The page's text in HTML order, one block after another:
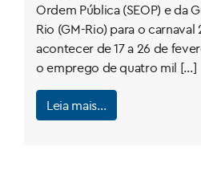
Ordem Pública (SEOP) e da
Rio (GM-Rio) para o carnaval
acontecer de 17 a 26 de
o emprego de quatro mil […]
Leia mais…